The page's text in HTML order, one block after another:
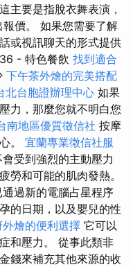
主要是指脫衣舞表演，
價。 如果您需要了解
或視訊聊天的形式提供
- 特色餐飲 找到適合
下午茶外燴的完美搭配
北台胞證辦理中心 如果
力，那麼您就不明白您
南地區優質徵信社 按摩
。 宜蘭專業徵信社服
受到強烈的主動壓力​​
勞和可能的肌肉發熱。
過新的電腦占星程序
的日期，以及嬰兒的性
外燴的便利選擇 它可以
和壓力。 從事此類非
錢來補充其他來源的收